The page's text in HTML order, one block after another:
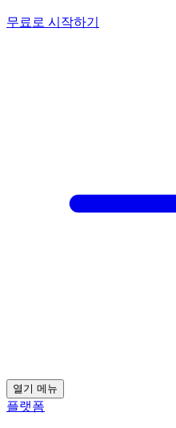
무료로 시작하기
열기 메뉴
플랫폼